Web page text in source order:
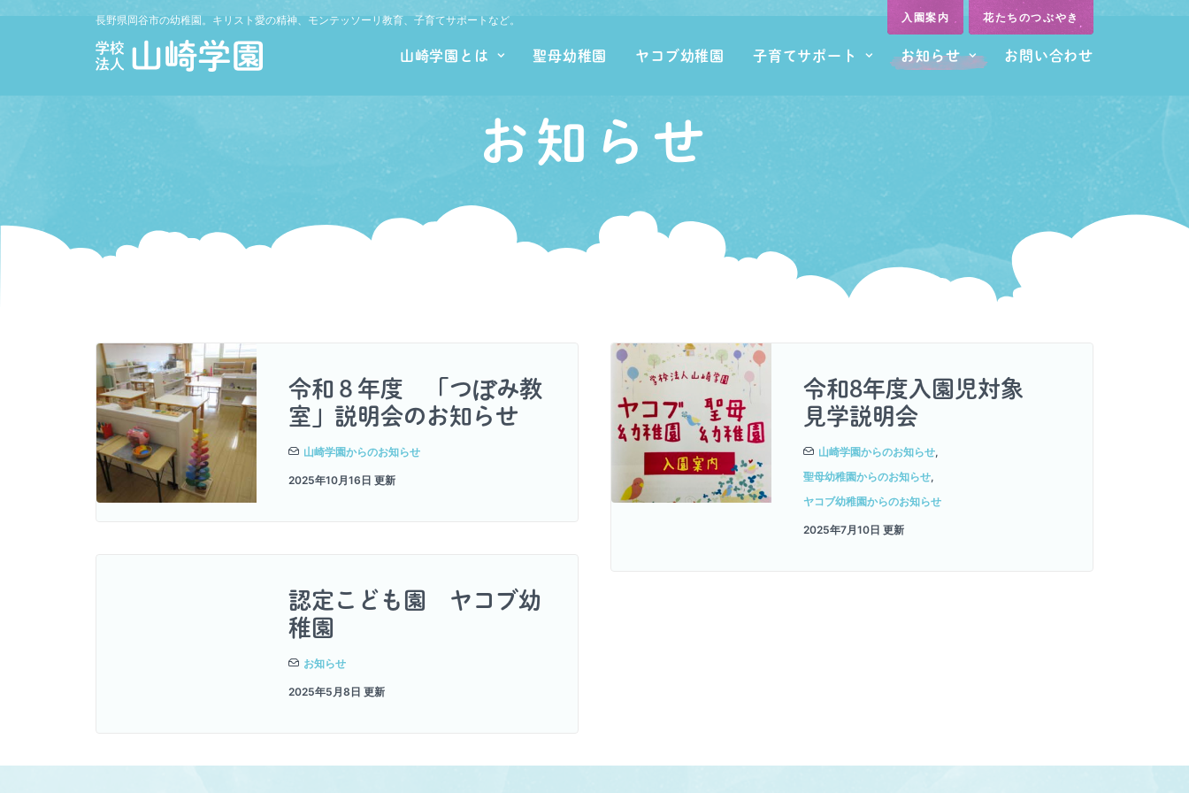
長野県岡谷市の幼稚園。キリスト愛の精神、モンテッソーリ教育、子育てサポートなど。 入園案内 花たちのつぶやき
山崎学園とは 聖母幼稚園 ヤコブ幼稚園 子育てサポート お知らせ お問い合わせ
お知らせ
令和８年度 「つぼみ教
室」説明会のお知らせ
山崎学園からのお知らせ
2025年10月16日
令和8年度入園児対象
見学説明会
山崎学園からのお知らせ,
聖母幼稚園からのお知らせ,
ヤコブ幼稚園からのお知らせ
2025年7月10日
認定こども園 ヤコブ幼
稚園
お知らせ
2025年5月8日